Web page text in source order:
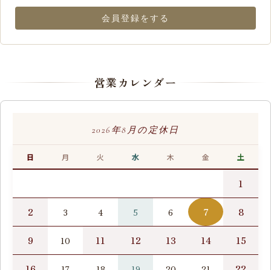
会員登録をする
営業カレンダー
2026年8月の定休日
日 月 火 水 木 金 土
1
2 3 4 5 6 7 8
9 10 11 12 13 14 15